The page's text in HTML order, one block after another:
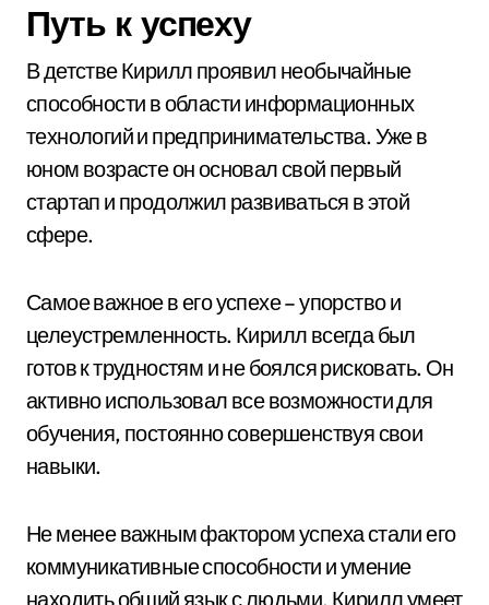
Путь к успеху
В детстве Кирилл проявил необычайные
способности в области информационных
технологий и предпринимательства. Уже в
юном возрасте он основал свой первый
стартап и продолжил развиваться в этой
сфере.
Самое важное в его успехе – упорство и
целеустремленность. Кирилл всегда был
готов к трудностям и не боялся рисковать. Он
активно использовал все возможности для
обучения, постоянно совершенствуя свои
навыки.
Не менее важным фактором успеха стали его
коммуникативные способности и умение
находить общий язык с людьми. Кирилл умеет